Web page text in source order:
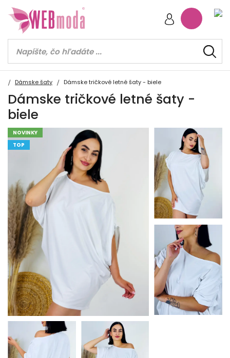
Dámske šaty Dámske tričkové letné šaty - biele
Dámske tričkové letné šaty -
biele
NOVINKY
TOP